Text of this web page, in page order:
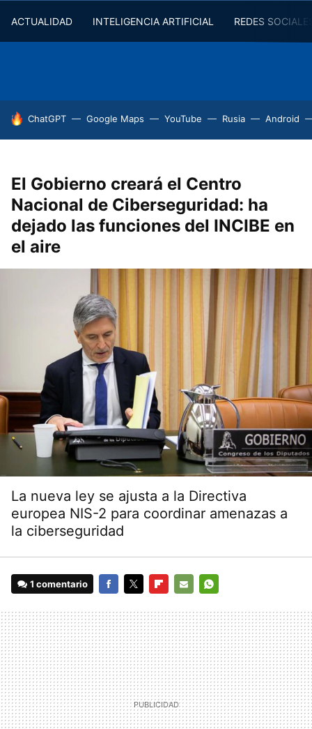
ACTUALIDAD INTELIGENCIA ARTIFICIAL REDES
HOY SE HABLA DE
ChatGPT Google Maps YouTube Rusia Android
El Gobierno creará el Centro
Nacional de Ciberseguridad: ha
dejado las funciones del INCIBE en
el aire
La nueva ley se ajusta a la Directiva
europea NIS-2 para coordinar amenazas a
la ciberseguridad
1 comentario
MAIL